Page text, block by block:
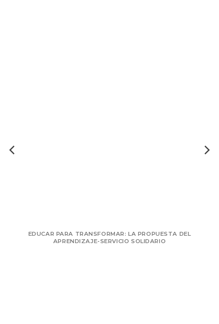
EDUCAR PARA TRANSFORMAR: LA PROPUESTA DEL
APRENDIZAJE-SERVICIO SOLIDARIO